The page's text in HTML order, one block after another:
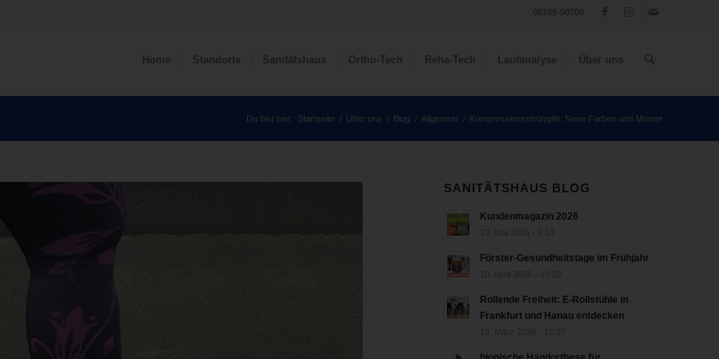
Home Standorte Sanitätshaus Ortho-Tech Reha-Tech Laufanalyse Über uns
Du bist hier: Startseite / Über uns / Blog / Allgemein / Kompressionsstrümpfe: Neue Farben und Muster
SANITÄTSHAUS BLOG
Kundenmagazin 2026
Förster-Gesundheitstage im Frühjahr
Rollende Freiheit: E-Rollstühle in
Frankfurt und Hanau entdecken